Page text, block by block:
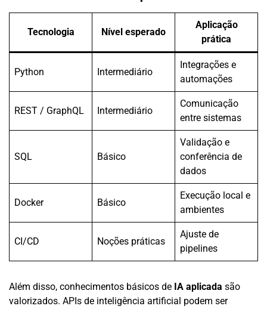
Tecnologia Nível esperado
Aplicação
prática
Python Intermediário
Integrações e
automações
REST / GraphQL Intermediário
Comunicação
entre sistemas
SQL Básico
Validação e
conferência de
dados
Docker Básico
Execução local e
ambientes
CI/CD Noções práticas
Ajuste de
pipelines
Além disso, conhecimentos básicos de IA aplicada são
valorizados. APIs de inteligência artificial podem ser